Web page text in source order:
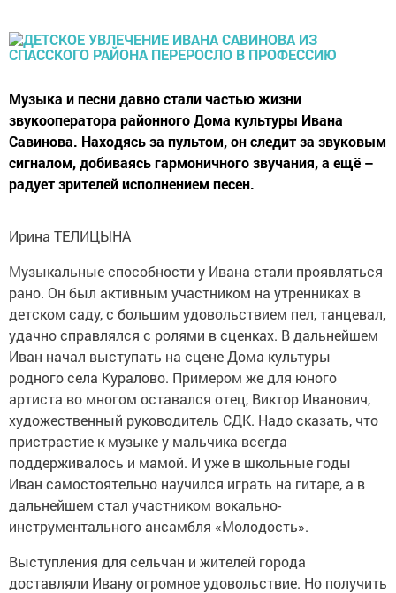
Музыка и песни давно стали частью жизни
звукооператора районного Дома культуры Ивана
Савинова. Находясь за пультом, он следит за звуковым
сигналом, добиваясь гармоничного звучания, а ещё –
радует зрителей исполнением песен.
Ирина ТЕЛИЦЫНА
Музыкальные способности у Ивана стали проявляться
рано. Он был активным участником на утренниках в
детском саду, с большим удовольствием пел, танцевал,
удачно справлялся с ролями в сценках. В дальнейшем
Иван начал выступать на сцене Дома культуры
родного села Куралово. Примером же для юного
артиста во многом оставался отец, Виктор Иванович,
художественный руководитель СДК. Надо сказать, что
пристрастие к музыке у мальчика всегда
поддерживалось и мамой. И уже в школьные годы
Иван самостоятельно научился играть на гитаре, а в
дальнейшем стал участником вокально-
инструментального ансамбля «Молодость».
Выступления для сельчан и жителей города
доставляли Ивану огромное удовольствие. Но получить